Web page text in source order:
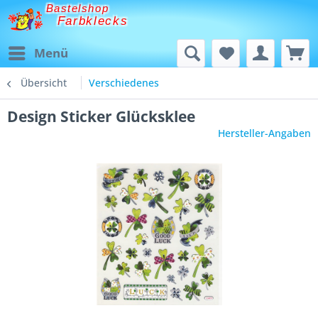
Bastelshop
Farbklecks
Menü
Übersicht Verschiedenes
Design Sticker Glücksklee
Hersteller-Angaben